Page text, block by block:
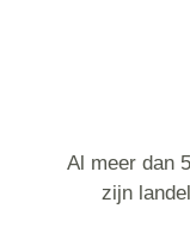
Al meer dan
zijn